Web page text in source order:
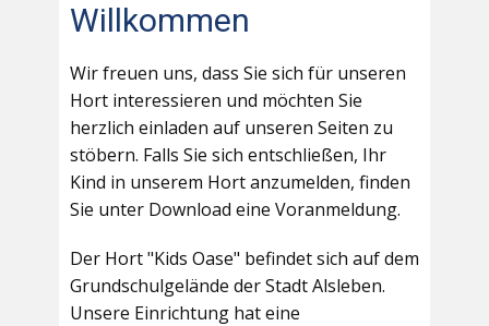
Willkommen
Wir freuen uns, dass Sie sich für unseren
Hort interessieren und möchten Sie
herzlich einladen auf unseren Seiten zu
stöbern. Falls Sie sich entschließen, Ihr
Kind in unserem Hort anzumelden, finden
Sie unter Download eine Voranmeldung.
Der Hort "Kids Oase" befindet sich auf dem
Grundschulgelände der Stadt Alsleben.
Unsere Einrichtung hat eine